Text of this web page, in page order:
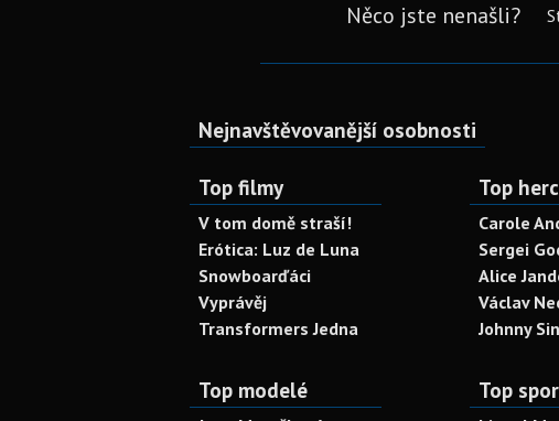
Něco jste nenašli?
Nejnavštěvovanější osobnosti
Top filmy
V tom domě straší!
Erótica: Luz de Luna
Snowboarďáci
Vyprávěj
Transformers Jedna
Top
Carole
Sergei
Alice
Václav
Johnny
Top modelé Top